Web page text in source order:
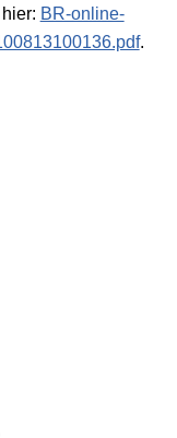
BR-online-
.